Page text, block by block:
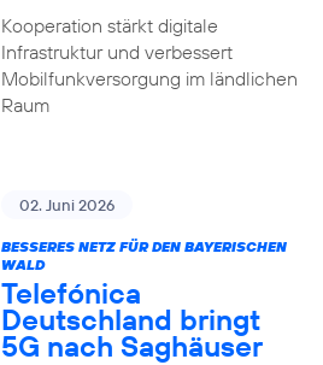
Kooperation stärkt digitale
Infrastruktur und verbessert
Mobilfunkversorgung im ländlichen
Raum
02. Juni 2026
BESSERES NETZ FÜR DEN BAYERISCHEN
WALD
Telefónica
Deutschland bringt
5G nach Saghäuser